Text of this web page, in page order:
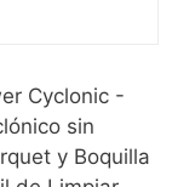
Cyclonic -
sin
y Boquilla